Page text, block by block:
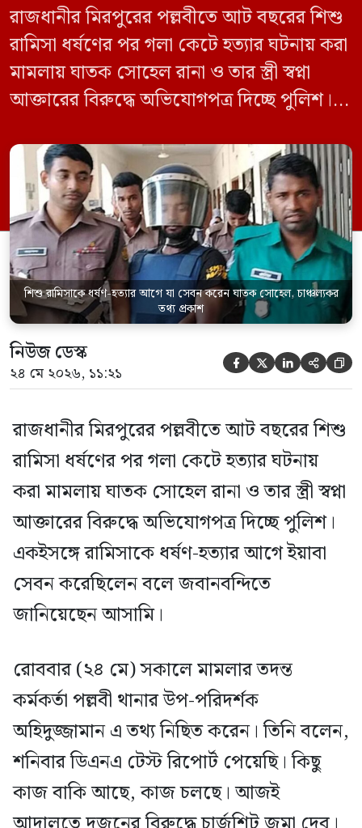
রাজধানীর মিরপুরের পল্লবীতে আট বছরের শিশু
রামিসা ধর্ষণের পর গলা কেটে হত্যার ঘটনায় করা
মামলায় ঘাতক সোহেল রানা ও তার স্ত্রী স্বপ্না
আক্তারের বিরুদ্ধে অভিযোগপত্র দিচ্ছে পুলিশ।
সেবন করেছিলেন বলে জবানবন্দিতে
জানিয়েছেন আসামি। রোববার (২৪ মে) সকালে
মামলার তদন্ত কর্মকর্তা পল্লবী থানার উপ-
পরিদর্শক অহিদুজ্জামান এ তথ্য নিছিত করেন।
তিনি বলেন, […]
শিশু রামিসাকে ধর্ষণ-হত্যার আগে যা সেবন করেন ঘাতক সোহেল, চাঞ্চল্যকর
তথ্য প্রকাশ
নিউজ ডেস্ক
২৪ মে ২০২৬, ১১:২১     
রাজধানীর মিরপুরের পল্লবীতে আট বছরের শিশু
রামিসা ধর্ষণের পর গলা কেটে হত্যার ঘটনায়
করা মামলায় ঘাতক সোহেল রানা ও তার স্ত্রী স্বপ্না
আক্তারের বিরুদ্ধে অভিযোগপত্র দিচ্ছে পুলিশ।
একইসঙ্গে রামিসাকে ধর্ষণ-হত্যার আগে ইয়াবা
সেবন করেছিলেন বলে জবানবন্দিতে
জানিয়েছেন আসামি।
রোববার (২৪ মে) সকালে মামলার তদন্ত
কর্মকর্তা পল্লবী থানার উপ-পরিদর্শক
অহিদুজ্জামান এ তথ্য নিছিত করেন। তিনি বলেন,
শনিবার ডিএনএ টেস্ট রিপোর্ট পেয়েছি। কিছু
কাজ বাকি আছে, কাজ চলছে। আজই